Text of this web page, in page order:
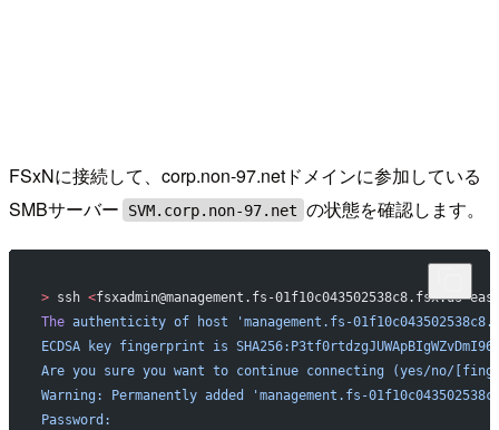
FSxNに接続して、corp.non-97.netドメインに参加している
SMBサーバー
SVM.corp.non-97.net の状態を確認します。
> ssh <fsxadmin@management.fs-01f10c043502538c8.fsx.us-
The authenticity of host 'management.fs-
ECDSA key fingerprint is
Are you sure you want to continue connecting (yes/no/
Warning: Permanently added 'management.fs-
Password: